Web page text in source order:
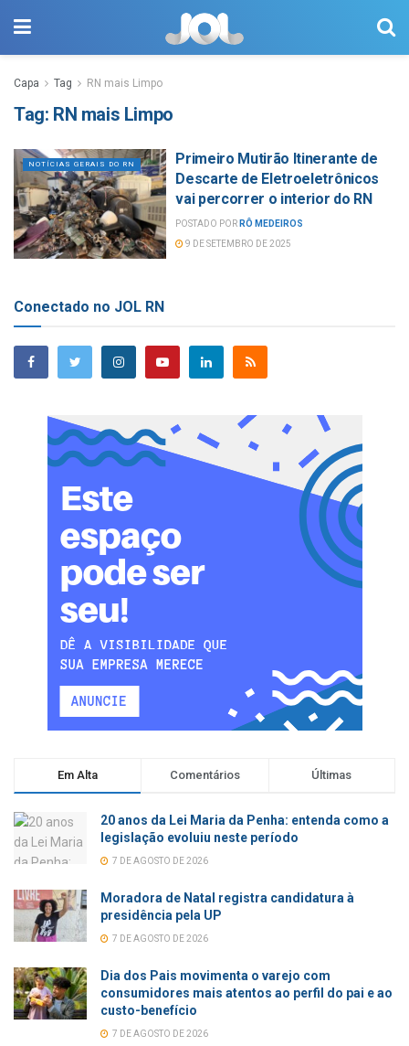
Capa Tag RN mais Limpo
Tag: RN mais Limpo
NOTÍCIAS GERAIS DO RN
Primeiro Mutirão Itinerante de
Descarte de Eletroeletrônicos
vai percorrer o interior do RN
POSTADO POR RÔ MEDEIROS
9 DE SETEMBRO DE 2025
Conectado no JOL RN
Em Alta Comentários Últimas
20 anos da Lei Maria da Penha: entenda como a
legislação evoluiu neste período
7 DE AGOSTO DE 2026
Moradora de Natal registra candidatura à
presidência pela UP
7 DE AGOSTO DE 2026
Dia dos Pais movimenta o varejo com
consumidores mais atentos ao perfil do pai e ao
custo-benefício
7 DE AGOSTO DE 2026